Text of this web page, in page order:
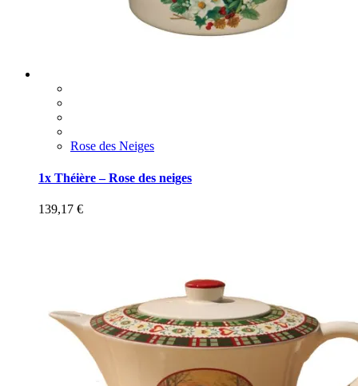
Rose des Neiges
1x Théière – Rose des neiges
139,17 €